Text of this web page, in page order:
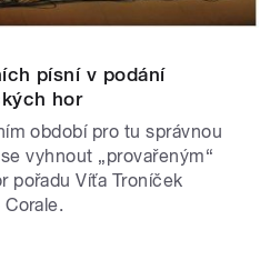
písní v podání
hor
období pro tu správnou
vyhnout „provařeným“
pořadu Víťa Troníček